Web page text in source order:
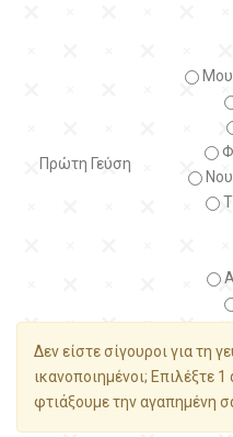
Πρώτη Γεύση
Δεν είστε σίγουροι για τη
ικανοποιημένοι; Επιλέξτε
φτιάξουμε την αγαπημένη